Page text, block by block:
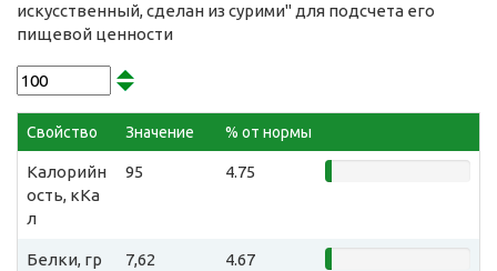
искусственный, сделан из сурими" для подсчета его
пищевой ценности
Свойство Значение % от нормы
Калорийн
ость, кКа
л
95 4.75
Белки, гр 7,62 4.67